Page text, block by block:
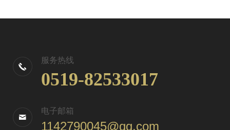
服务热线
0519-82533017
电子邮箱
1142790045@qq.com